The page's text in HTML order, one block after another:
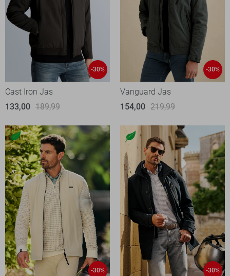
-30%
Cast Iron Jas
133,00 189,99
-30%
Vanguard Jas
154,00 219,99
-30% -30%